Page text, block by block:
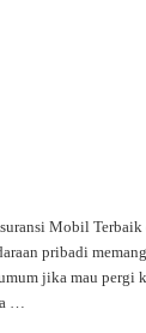
Mobil
pribadi
jika mau pergi
…